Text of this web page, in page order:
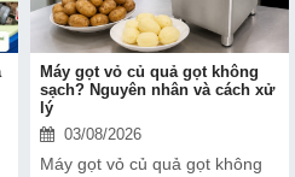
Máy gọt vỏ củ quả gọt không
sạch? Nguyên nhân và cách xử
lý
03/08/2026
Máy gọt vỏ củ quả gọt không